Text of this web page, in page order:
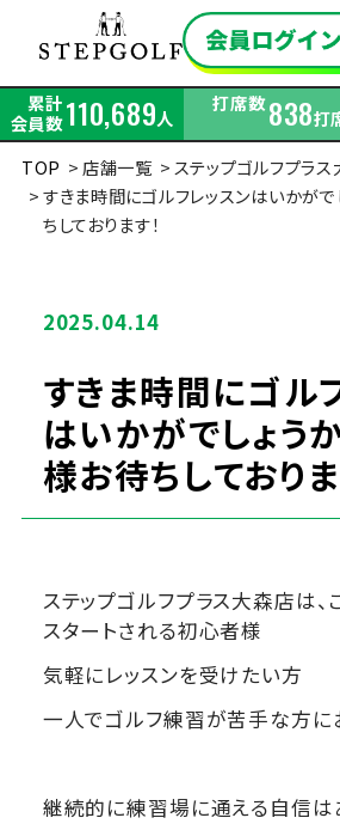
累計
会員数110,689人
打席数838打
TOP
店舗一覧 ステップゴルフプラ
すきま時間にゴルフレッスンはいかが
ちしております！
2025.04.14
すきま時間にゴル
はいかがでしょう
様お待ちしておりま
ステップゴルフプラス大森店は、
スタートされる初心者様
気軽にレッスンを受けたい方
一人でゴルフ練習が苦手な方に
継続的に練習場に通える自信は